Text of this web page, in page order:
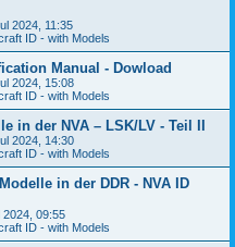
2024, 11:35
ID - with Models
Manual - Dowload
2024, 15:08
ID - with Models
in der NVA – LSK/LV - Teil II
2024, 14:30
ID - with Models
in der DDR - NVA ID
2024, 09:55
ID - with Models